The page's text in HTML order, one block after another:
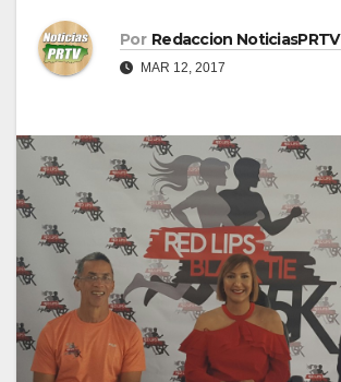
Por Redaccion NoticiasPRTV
MAR 12, 2017